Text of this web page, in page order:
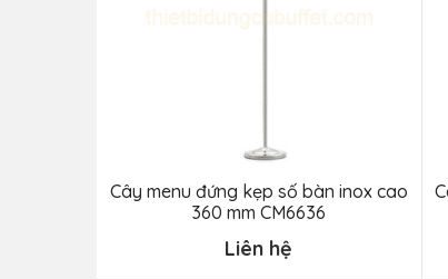
Cây menu đứng kẹp số bàn inox cao
360 mm CM6636
Liên hệ